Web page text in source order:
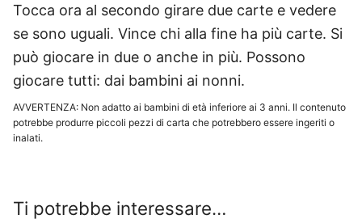
Tocca ora al secondo girare due carte e vedere
se sono uguali. Vince chi alla fine ha più carte. Si
può giocare in due o anche in più. Possono
giocare tutti: dai bambini ai nonni.
AVVERTENZA: Non adatto ai bambini di età inferiore ai 3 anni. Il contenuto
potrebbe produrre piccoli pezzi di carta che potrebbero essere ingeriti o
inalati.
Ti potrebbe interessare…